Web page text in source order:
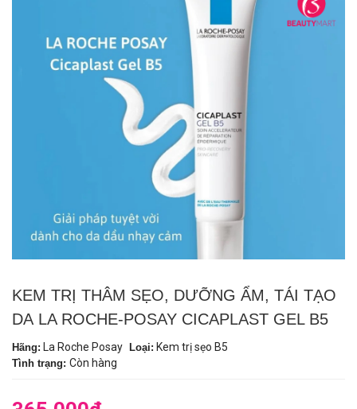
KEM TRỊ THÂM SẸO, DƯỠNG ẨM, TÁI TẠO
DA LA ROCHE-POSAY CICAPLAST GEL B5
Hãng: La Roche Posay Loại: Kem trị sẹo B5
Tình trạng: Còn hàng